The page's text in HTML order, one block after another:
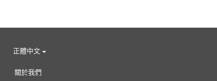
正體中文
關於我們